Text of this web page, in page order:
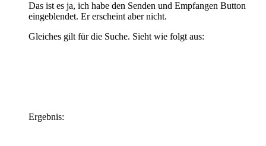
Das ist es ja, ich habe den Senden und Empfangen Button
eingeblendet. Er erscheint aber nicht.
Gleiches gilt für die Suche. Sieht wie folgt aus:
Ergebnis: